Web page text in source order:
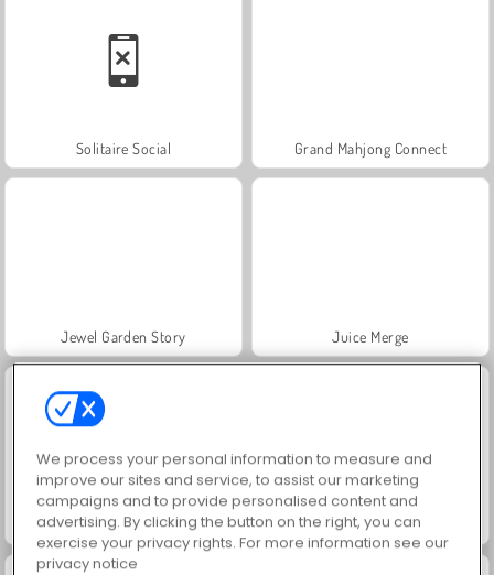
Solitaire Social Grand Mahjong Connect
Jewel Garden Story Juice Merge
Scala 40 Trollface Quest: USA 2
We process your personal information to measure and
improve our sites and service, to assist our marketing
campaigns and to provide personalised content and
advertising. By clicking the button on the right, you can
exercise your privacy rights. For more information see our
privacy notice